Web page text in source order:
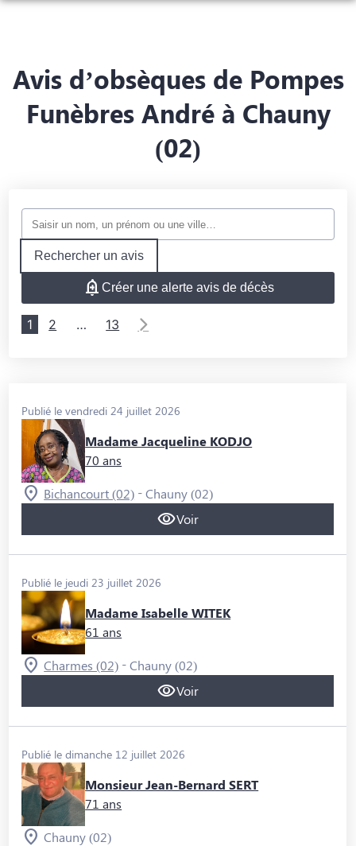
PRÉVOIR SES OBSÈQUES
MONUMENTS FUNÉRAIRES
CHAUNY
CHAMBRES FUNERAIRES
Avis d’obsèques de Pompes
Funèbres André à Chauny
(02)
Rechercher un avis
Créer une alerte avis de décès
1 2 … 13
Publié le vendredi 24 juillet 2026
Madame Jacqueline KODJO
70 ans
Bichancourt (02) -Chauny (02)
Voir
Publié le jeudi 23 juillet 2026
Madame Isabelle WITEK
61 ans
Charmes (02) -Chauny (02)
Voir
Publié le dimanche 12 juillet 2026
Monsieur Jean-Bernard SERT
71 ans
Chauny (02)